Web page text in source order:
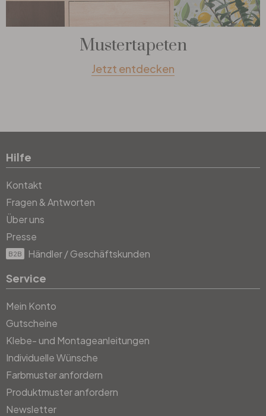
Mustertapeten
Jetzt entdecken
Hilfe
Kontakt
Fragen & Antworten
Über uns
Presse
B2B Händler / Geschäftskunden
Service
Mein Konto
Gutscheine
Klebe- und Montageanleitungen
Individuelle Wünsche
Farbmuster anfordern
Produktmuster anfordern
Newsletter